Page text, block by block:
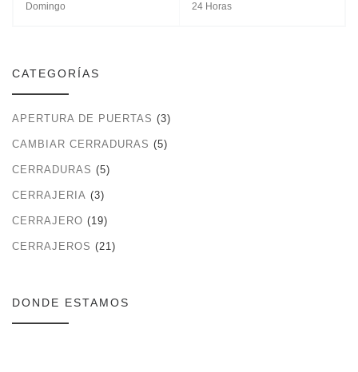
Domingo 24 Horas
CATEGORÍAS
APERTURA DE PUERTAS (3)
CAMBIAR CERRADURAS (5)
CERRADURAS (5)
CERRAJERIA (3)
CERRAJERO (19)
CERRAJEROS (21)
DONDE ESTAMOS